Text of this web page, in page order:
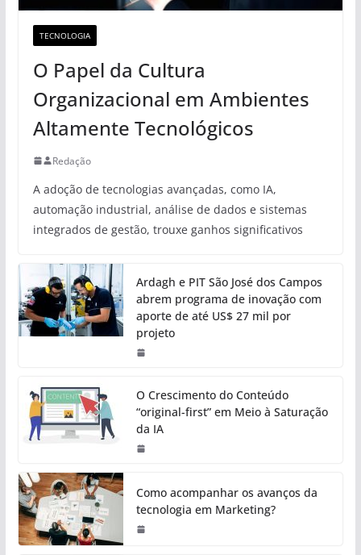
TECNOLOGIA
O Papel da Cultura
Organizacional em Ambientes
Altamente Tecnológicos
Redação
A adoção de tecnologias avançadas, como IA,
automação industrial, análise de dados e sistemas
integrados de gestão, trouxe ganhos significativos
Ardagh e PIT São José dos Campos
abrem programa de inovação com
aporte de até US$ 27 mil por
projeto
O Crescimento do Conteúdo
“original-first” em Meio à Saturação
da IA
Como acompanhar os avanços da
tecnologia em Marketing?